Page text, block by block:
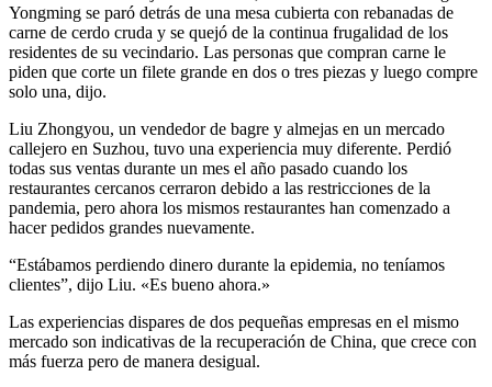
Yongming se paró detrás de una mesa cubierta con rebanadas de
carne de cerdo cruda y se quejó de la continua frugalidad de los
residentes de su vecindario. Las personas que compran carne le
piden que corte un filete grande en dos o tres piezas y luego compre
solo una, dijo.
Liu Zhongyou, un vendedor de bagre y almejas en un mercado
callejero en Suzhou, tuvo una experiencia muy diferente. Perdió
todas sus ventas durante un mes el año pasado cuando los
restaurantes cercanos cerraron debido a las restricciones de la
pandemia, pero ahora los mismos restaurantes han comenzado a
hacer pedidos grandes nuevamente.
“Estábamos perdiendo dinero durante la epidemia, no teníamos
clientes”, dijo Liu. «Es bueno ahora.»
Las experiencias dispares de dos pequeñas empresas en el mismo
mercado son indicativas de la recuperación de China, que crece con
más fuerza pero de manera desigual.